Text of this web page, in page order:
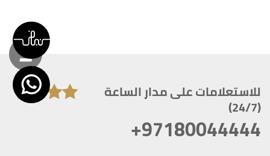
للاستعلامات على مدار الساعة
(24/7)
+97180044444